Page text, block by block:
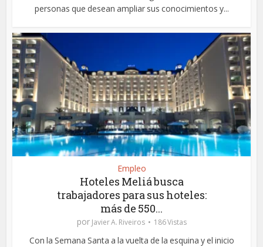
personas que desean ampliar sus conocimientos y...
Empleo
Hoteles Meliá busca
trabajadores para sus hoteles:
más de 550...
por Javier A. Riveiros 186 Vistas
Con la Semana Santa a la vuelta de la esquina y el inicio